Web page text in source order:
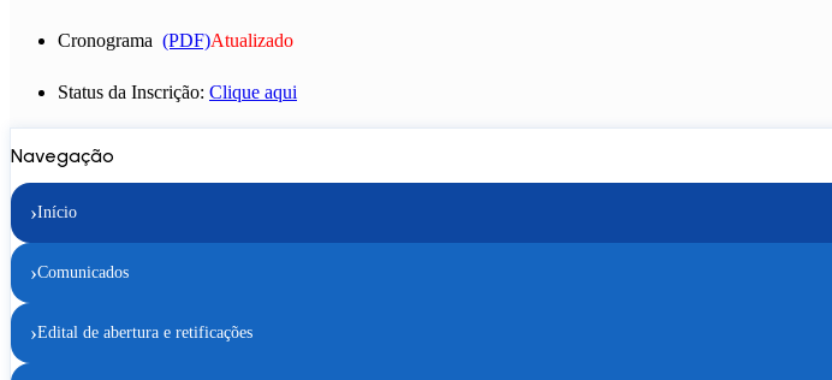
Cronograma (PDF)Atualizado
Status da Inscrição: Clique aqui
Navegação
›Início
›Comunicados
›Edital de abertura e retificações